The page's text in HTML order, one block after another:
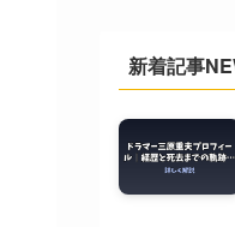
新着記事